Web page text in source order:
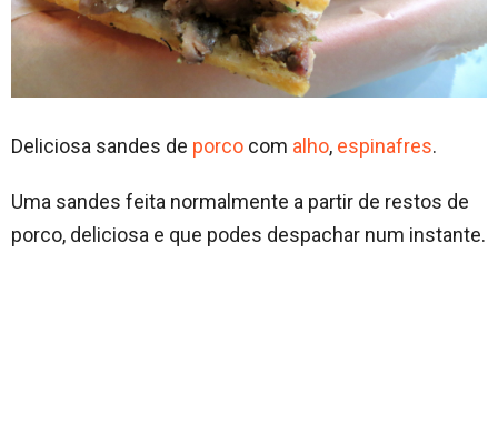
Deliciosa sandes de porco com alho, espinafres.
Uma sandes feita normalmente a partir de restos de
porco, deliciosa e que podes despachar num instante.